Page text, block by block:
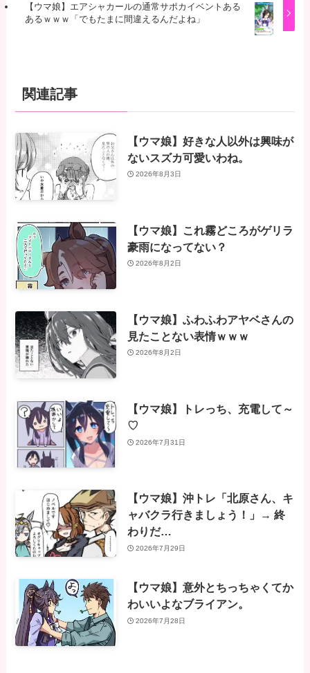
【ウマ娘】エアシャカールの通常サポカイベントある
あるｗｗｗ「でもたまに間違えるんだよね」
関連記事
【ウマ娘】好きな人以外は興味が
ないスズカ可愛いわね。
2026年8月3日
【ウマ娘】これ霧どころがゲリラ
豪雨になってない？
2026年8月2日
【ウマ娘】ふわふわアヤベさんの
見たことない表情ｗｗｗ
2026年8月2日
【ウマ娘】トレっち、充電して～
♡
2026年7月31日
【ウマ娘】沖トレ「北原さん、キ
ャバクラ行きましょう！」→ 終
わりだ…
2026年7月29日
【ウマ娘】意外とちっちゃくてか
わいいよなブライアン。
2026年7月28日